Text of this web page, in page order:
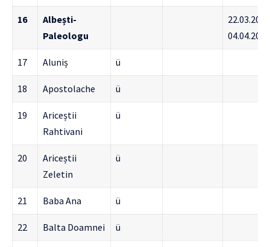
16
Albești-
Paleologu
04.04.2021
17 Aluniș ü
18 Apostolache ü
19
Ariceștii
Rahtivani
ü
20
Ariceștii
Zeletin
ü
21 Baba Ana ü
22 Balta Doamnei ü